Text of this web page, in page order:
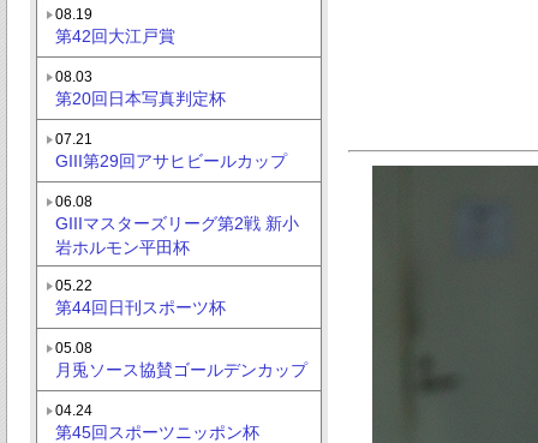
08.19
第42回大江戸賞
08.03
第20回日本写真判定杯
07.21
GIII第29回アサヒビールカップ
06.08
GIIIマスターズリーグ第2戦 新小
岩ホルモン平田杯
05.22
第44回日刊スポーツ杯
05.08
月兎ソース協賛ゴールデンカップ
04.24
第45回スポーツニッポン杯